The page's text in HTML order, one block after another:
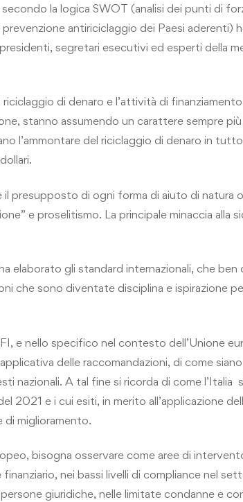
la logica SWOT (analisi dei punti di
antiriciclaggio dei Paesi aderenti)
segretari esecutivi ed esperti della
di denaro e l’attività di
stanno assumendo un carattere sempre
l’ammontare del riciclaggio di denaro in
il presupposto di ogni forma di aiuto di natura
e proselitismo. La principale minaccia alla
elaborato gli standard internazionali, che ben
che sono diventate disciplina e ispirazione
e nello specifico nel contesto dell’Unione
delle raccomandazioni, di come
nazionali. A tal fine si ricorda di come
2021 e i cui esiti, in merito all’applicazione
di miglioramento.
bisogna osservare come aree di
nei bassi livelli di compliance nel
giuridiche, nelle limitate condanne e